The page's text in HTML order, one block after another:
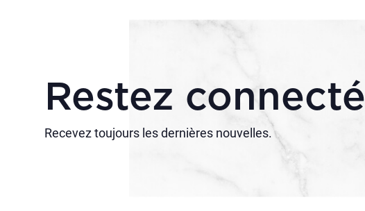
Restez connecté
Recevez toujours les dernières nouvelles.